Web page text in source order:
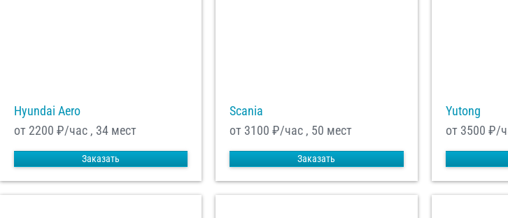
Hyundai Aero
от 2200 ₽/час , 34 мест
Заказать
Scania
от 3100 ₽/час , 50 мест
Заказать
Yutong
от 3500 ₽/